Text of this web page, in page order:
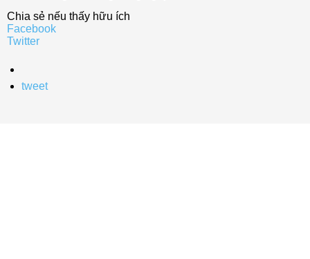
Chia sẻ nếu thấy hữu ích
Facebook
Twitter
tweet